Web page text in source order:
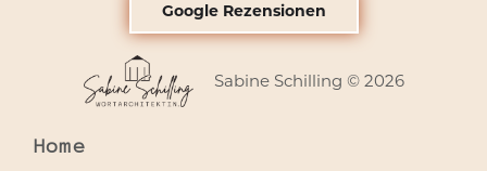
Home
Sabine Schilling © 2026
Google Rezensionen